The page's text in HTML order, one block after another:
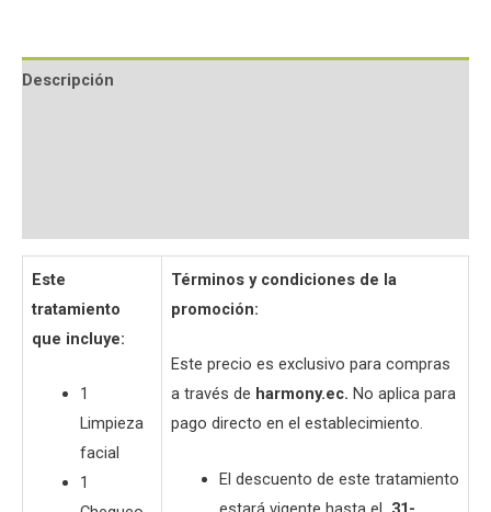
Descripción
Este
tratamiento
que incluye:
1
Limpieza
facial
1
Términos y condiciones de la
promoción:
Este precio es exclusivo para compras
a través de harmony.ec. No aplica para
pago directo en el establecimiento.
El descuento de este tratamiento